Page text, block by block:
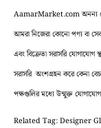
AamarMarket.com অনন্য
আমরা নিজেরা কোনো পণ্য বা
এবং বিক্রেতা সরাসরি যোগাযোগ
সরাসরি অংশগ্রহন করে কেনা
পক্ষগুলির মধ্যে উন্মুক্ত যোগাযোগ
Related Tag: Designer